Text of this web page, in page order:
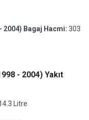
2004) Bagaj Hacmi: 303
- 2004) Yakıt
Litre